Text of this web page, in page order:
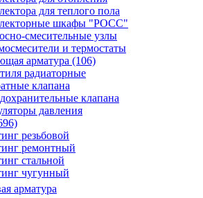
для теплого пола
шкафы "РОСС"
смесительные узлы
и термостаты
арматура (106)
радиаторные
клапана
клапана
давления
резьбовой
ремонтный
стальной
чугунный
арматура